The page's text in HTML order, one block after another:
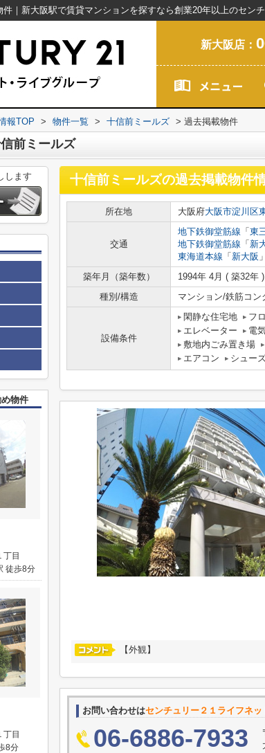
新大阪店：
報TOP > 物件一覧 > 十信前ミールズ > 過去掲載物件
前ミールズ
十信前ミールズの過去掲載物件
所在地 大阪府大阪市淀川区
交通
地下鉄御堂筋線 「 東
地下鉄御堂筋線 「 新
東海道本線 「 新大阪
築年月（築年数）
1994年 4月 ( 築32年 )
種別/構造
マンション/鉄筋コン
設備条件
閑静な住宅地 フ
エレベーター
電
敷地内ごみ置き場
エアコン
シュー
【外観】
お問い合わせはセンチュリー２１ライフネ
06-6886-7933
します
物件
丁目
徒歩8分
丁目
8分